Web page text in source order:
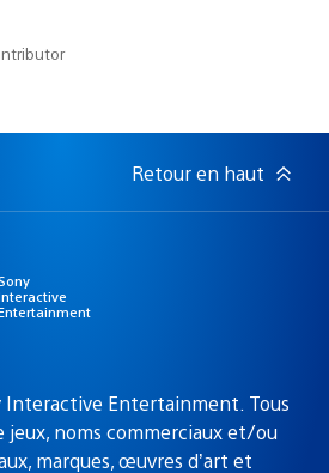
Retour en haut
Entertainment. Tous
jeux, noms commerciaux et/ou
marques, œuvres d’art et